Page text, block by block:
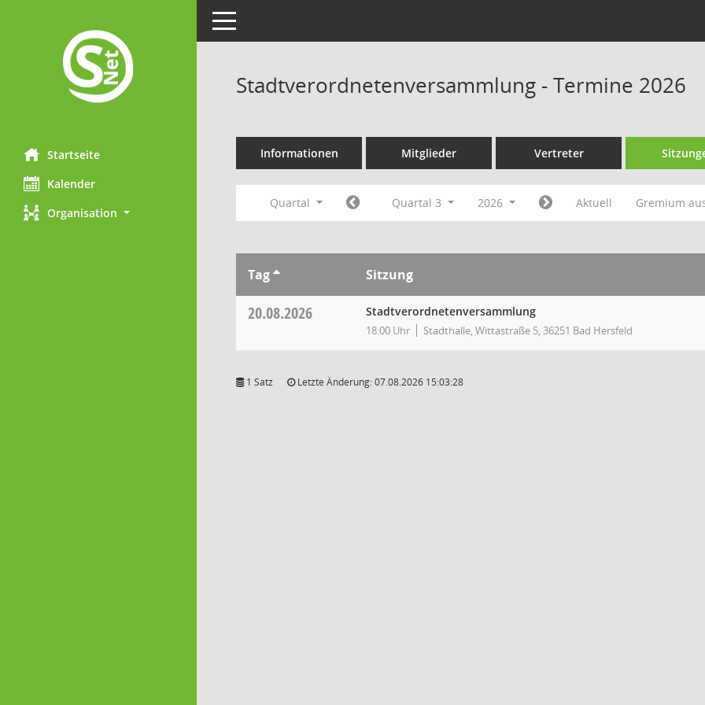
Startseite
Kalender
Organisation
Toggle navigation
Stadtverordnetenversammlung - Termine 2026
Informationen Mitglieder Vertreter
Quartal Quartal 3 2026 Aktuell Gremium
Tag Sitzung
20.08.2026 Stadtverordnetenversammlung
18:00 Uhr Stadthalle, Wittastraße 5, 36251 Bad Hersfeld
1 Satz Letzte Änderung: 07.08.2026 15:03:28